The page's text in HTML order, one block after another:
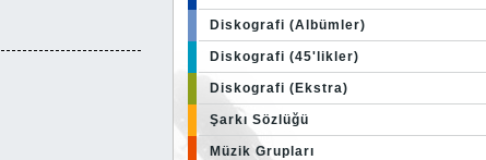
Diskografi (Albümler)
Diskografi (45'likler)
Diskografi (Ekstra)
Şarkı Sözlüğü
Müzik Grupları